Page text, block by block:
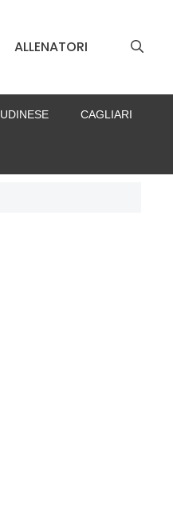
ALLENATORI
UDINESE CAGLIARI